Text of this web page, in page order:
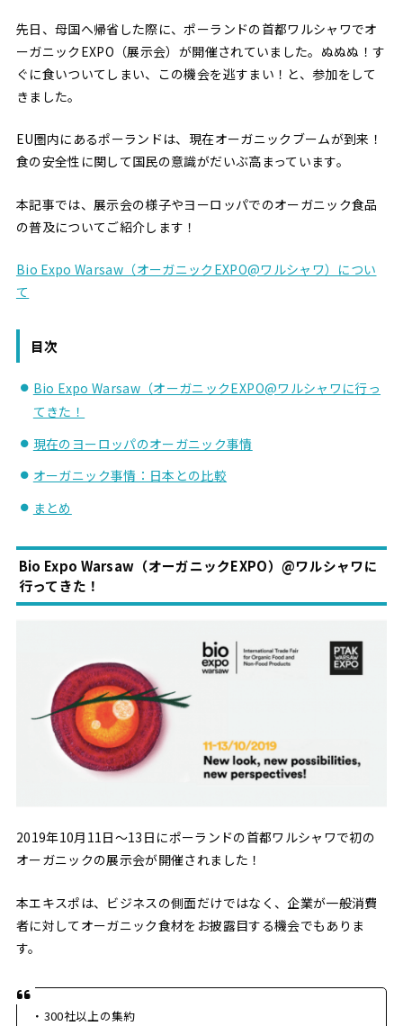
先日、母国へ帰省した際に、ポーランドの首都ワルシャワでオ
ーガニックEXPO（展示会）が開催されていました。ぬぬぬ！す
ぐに食いついてしまい、この機会を逃すまい！と、参加をして
きました。
EU圏内にあるポーランドは、現在オーガニックブームが到来！
食の安全性に関して国民の意識がだいぶ高まっています。
本記事では、展示会の様子やヨーロッパでのオーガニック食品
の普及についてご紹介します！
Bio Expo Warsaw（オーガニックEXPO@ワルシャワ）につい
て
目次
Bio Expo Warsaw（オーガニックEXPO@ワルシャワに行っ
てきた！
現在のヨーロッパのオーガニック事情
オーガニック事情：日本との比較
まとめ
Bio Expo Warsaw（オーガニックEXPO）@ワルシャワに
行ってきた！
2019年10月11日〜13日にポーランドの首都ワルシャワで初の
オーガニックの展示会が開催されました！
本エキスポは、ビジネスの側面だけではなく、企業が一般消費
者に対してオーガニック食材をお披露目する機会でもありま
す。
・300社以上の集約